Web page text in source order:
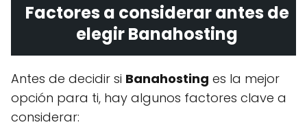
Factores a considerar antes de
elegir Banahosting
Antes de decidir si Banahosting es la mejor
opción para ti, hay algunos factores clave a
considerar: